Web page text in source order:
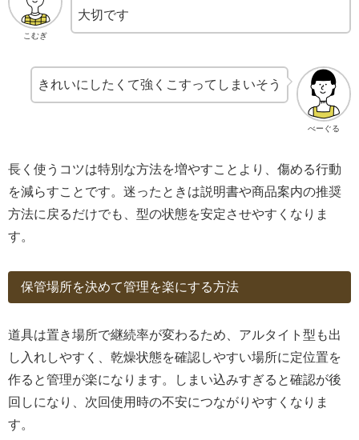
こむぎ
大切です
べーぐる
きれいにしたくて強くこすってしまいそう
長く使うコツは特別な方法を増やすことより、傷める行動
を減らすことです。迷ったときは説明書や商品案内の推奨
方法に戻るだけでも、型の状態を安定させやすくなりま
す。
保管場所を決めて管理を楽にする方法
道具は置き場所で継続率が変わるため、アルタイト型も出
し入れしやすく、乾燥状態を確認しやすい場所に定位置を
作ると管理が楽になります。しまい込みすぎると確認が後
回しになり、次回使用時の不安につながりやすくなりま
す。